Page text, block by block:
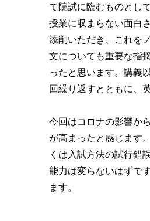
て院試に臨むものとし
授業に収まらない面白
添削いただき、これを
文についても重要な指
ったと思います。講義
回繰り返すとともに、
今回はコロナの影響か
が高まったと感じます
くは入試方法の試行錯
能力は変らないはずで
ます。